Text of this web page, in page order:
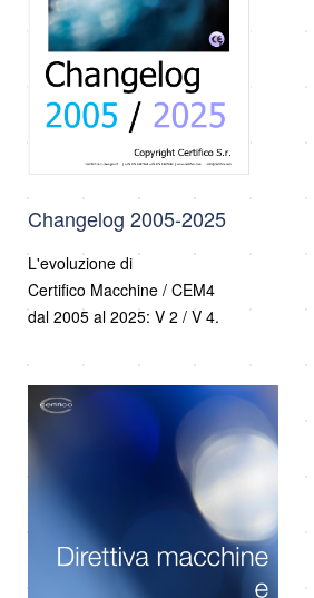
Changelog 2005-2025
L'evoluzione di
Certifico Macchine / CEM4
dal 2005 al 2025: V 2 / V 4.